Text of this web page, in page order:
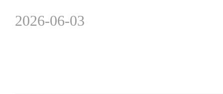
2026-06-03